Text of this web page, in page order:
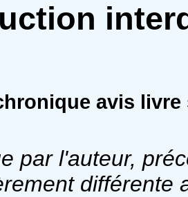
avis
par l'auteur,
différente